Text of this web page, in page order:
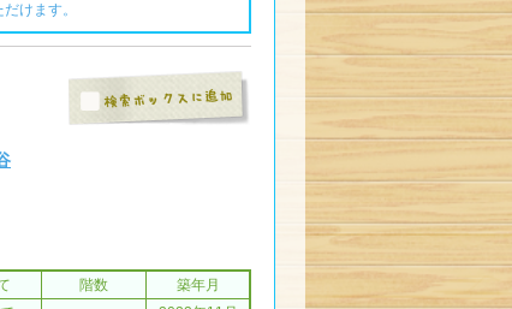
けます。
階数
築年月